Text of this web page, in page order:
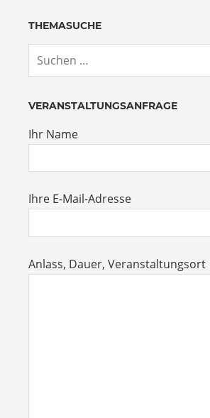
THEMASUCHE
VERANSTALTUNGSANFRAGE
Ihr Name
Ihre E-Mail-Adresse
Anlass, Dauer, Veranstaltungsort